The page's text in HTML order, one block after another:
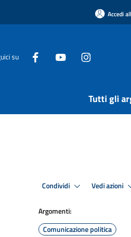
Accedi
su
Tutti gli
Condividi Vedi azioni
Argomenti:
Comunicazione politica